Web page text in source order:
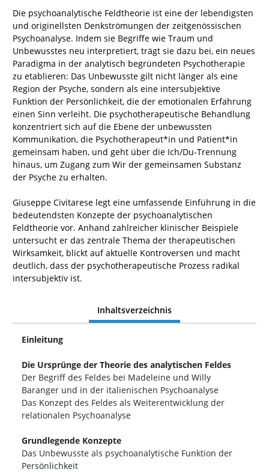
Die psychoanalytische Feldtheorie ist eine der lebendigsten
und originellsten Denkströmungen der zeitgenössischen
Psychoanalyse. Indem sie Begriffe wie Traum und
Unbewusstes neu interpretiert, trägt sie dazu bei, ein neues
Paradigma in der analytisch begründeten Psychotherapie
zu etablieren: Das Unbewusste gilt nicht länger als eine
Region der Psyche, sondern als eine intersubjektive
Funktion der Persönlichkeit, die der emotionalen Erfahrung
einen Sinn verleiht. Die psychotherapeutische Behandlung
konzentriert sich auf die Ebene der unbewussten
Kommunikation, die Psychotherapeut*in und Patient*in
gemeinsam haben, und geht über die Ich/Du-Trennung
hinaus, um Zugang zum Wir der gemeinsamen Substanz
der Psyche zu erhalten.
Giuseppe Civitarese legt eine umfassende Einführung in die
bedeutendsten Konzepte der psychoanalytischen
Feldtheorie vor. Anhand zahlreicher klinischer Beispiele
untersucht er das zentrale Thema der therapeutischen
Wirksamkeit, blickt auf aktuelle Kontroversen und macht
deutlich, dass der psychotherapeutische Prozess radikal
intersubjektiv ist.
Inhaltsverzeichnis
Einleitung
Die Ursprünge der Theorie des analytischen Feldes
Der Begriff des Feldes bei Madeleine und Willy
Baranger und in der italienischen Psychoanalyse
Das Konzept des Feldes als Weiterentwicklung der
relationalen Psychoanalyse
Grundlegende Konzepte
Das Unbewusste als psychoanalytische Funktion der
Persönlichkeit